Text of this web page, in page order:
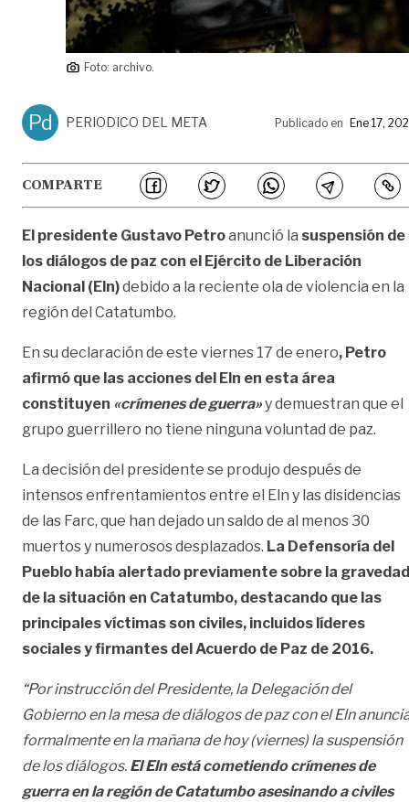
Foto: archivo.
Pd PERIODICO DEL META Publicado en Ene 17,
COMPARTE
El presidente Gustavo Petroanunció la suspensión de
los diálogos de paz con el Ejército de Liberación
Nacional (Eln)debido a la reciente ola de violencia en la
región del Catatumbo.
En su declaración de este viernes 17 de enero, Petro
afirmó que las acciones del Eln en esta área
constituyen «crímenes de guerra»y demuestran que el
grupo guerrillero no tiene ninguna voluntad de paz.
La decisión del presidente se produjo después de
intensos enfrentamientos entre el Eln y las disidencias
de las Farc, que han dejado un saldo de al menos 30
muertos y numerosos desplazados. La Defensoría del
Pueblo había alertado previamente sobre la gravedad
de la situación en Catatumbo, destacando que las
principales víctimas son civiles, incluidos líderes
sociales y firmantes del Acuerdo de Paz de 2016.
“Por instrucción del Presidente, la Delegación del
Gobierno en la mesa de diálogos de paz con el Eln
formalmente en la mañana de hoy (viernes) la suspensión
de los diálogos. El Eln está cometiendo crímenes de
guerra en la región de Catatumbo asesinando a civiles